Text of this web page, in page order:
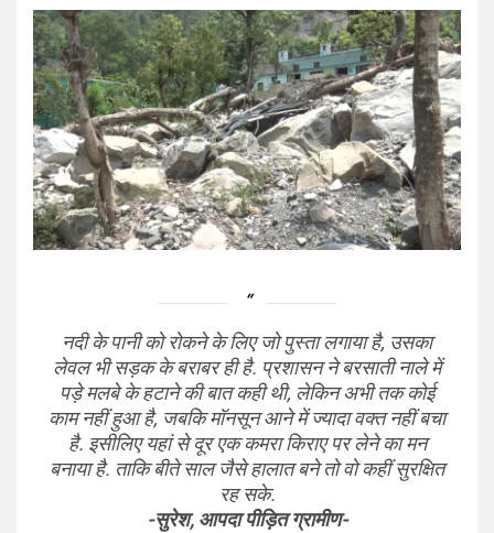
नदी के पानी को रोकने के लिए जो पुस्ता लगाया है, उसका
लेवल भी सड़क के बराबर ही है. प्रशासन ने बरसाती नाले में
पड़े मलबे के हटाने की बात कही थी, लेकिन अभी तक कोई
काम नहीं हुआ है, जबकि मॉनसून आने में ज्यादा वक्त नहीं बचा
है. इसीलिए यहां से दूर एक कमरा किराए पर लेने का मन
बनाया है. ताकि बीते साल जैसे हालात बने तो वो कहीं सुरक्षित
रह सके.
-सुरेश, आपदा पीड़ित ग्रामीण-